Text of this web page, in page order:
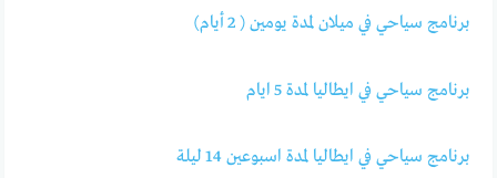
برنامج سياحي في ميلان لمدة يومين ( 2 أيام)
برنامج سياحي في ايطاليا لمدة 5 ايام
برنامج سياحي في ايطاليا لمدة اسبوعين 14 ليلة